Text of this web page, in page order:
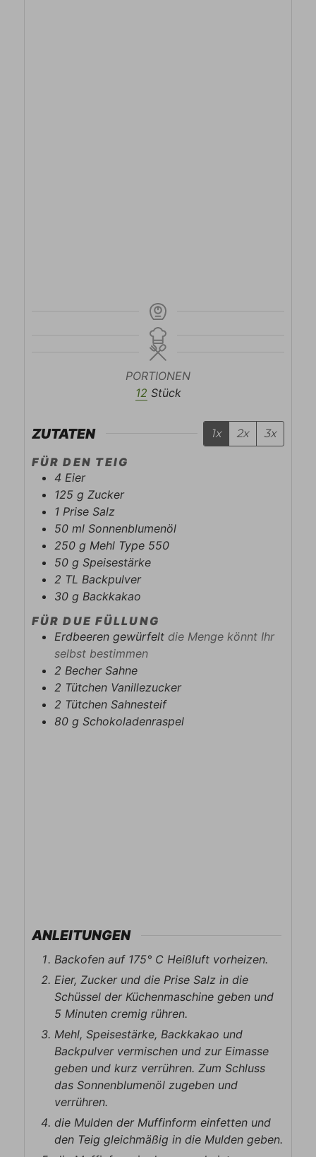
PORTIONEN
12 Stück
ZUTATEN 1x 2x 3x
FÜR DEN TEIG
4 Eier
125 g Zucker
1 Prise Salz
50 ml Sonnenblumenöl
250 g Mehl Type 550
50 g Speisestärke
2 TL Backpulver
30 g Backkakao
FÜR DUE FÜLLUNG
Erdbeeren gewürfelt die Menge könnt Ihr
selbst bestimmen
2 Becher Sahne
2 Tütchen Vanillezucker
2 Tütchen Sahnesteif
80 g Schokoladenraspel
ANLEITUNGEN
Backofen auf 175° C Heißluft vorheizen.
Eier, Zucker und die Prise Salz in die
Schüssel der Küchenmaschine geben und
5 Minuten cremig rühren.
Mehl, Speisestärke, Backkakao und
Backpulver vermischen und zur Eimasse
geben und kurz verrühren. Zum Schluss
das Sonnenblumenöl zugeben und
verrühren.
die Mulden der Muffinform einfetten und
den Teig gleichmäßig in die Mulden geben.